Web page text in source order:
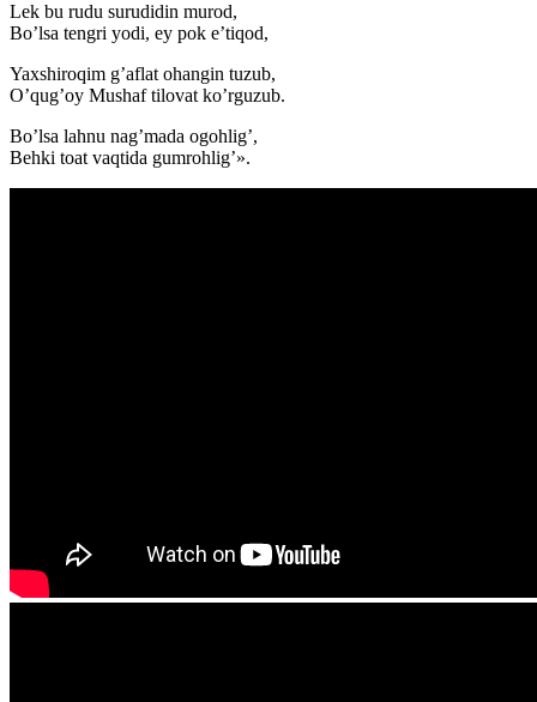
Lek bu rudu surudidin murod,
Bo’lsa tengri yodi, ey pok e’tiqod,
Yaxshiroqim g’aflat ohangin tuzub,
O’qug’oy Mushaf tilovat ko’rguzub.
Bo’lsa lahnu nag’mada ogohlig’,
Behki toat vaqtida gumrohlig’».